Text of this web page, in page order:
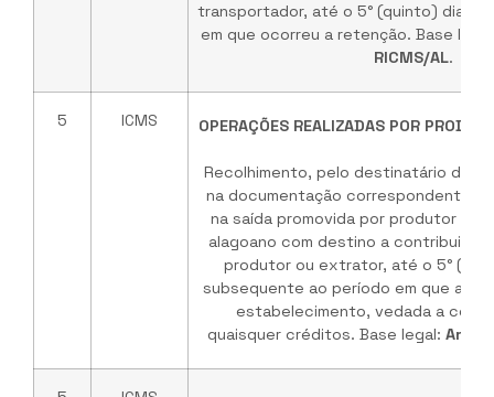
transportador, até o 5° (quinto) dia
em que ocorreu a retenção. Base
RICMS/AL.
5 ICMS OPERAÇÕES REALIZADAS POR
Recolhimento, pelo destinatário
na documentação correspondente,
na saída promovida por produtor
alagoano com destino a contribuinte
produtor ou extrator, até o 5°
subsequente ao período em que a
estabelecimento, vedada a
quaisquer créditos. Base legal: Art.